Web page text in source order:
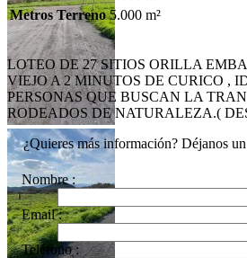
Metros Terreno 5.000 m²
Tweet
LOTEO DE 27 SITIOS ORILLA
VIEJO A 2 MINUTOS DE CURICO ,
PERSONAS QUE BUSCAN LA
RODEADOS DE NATURALEZA.(
¿Quieres más información? Déjanos
Nombre :
Email :
Teléfono :